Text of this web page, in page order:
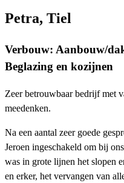
Petra, Tiel
Verbouw: Aanbouw/
Beglazing en kozijnen
Zeer betrouwbaar bedrijf met
meedenken.
Na een aantal zeer goede
Jeroen ingeschakeld om bij
was in grote lijnen het slopen
en erker, het vervangen van